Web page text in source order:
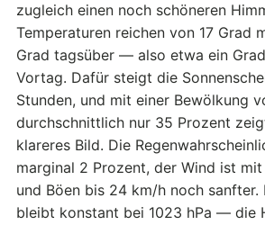
zugleich einen noch schöneren
Temperaturen reichen von 17 Grad
Grad tagsüber — also etwa ein
Vortag. Dafür steigt die
Stunden, und mit einer Bewölkung
durchschnittlich nur 35 Prozent
klareres Bild. Die
marginal 2 Prozent, der Wind ist
und Böen bis 24 km/h noch
bleibt konstant bei 1023 hPa — die